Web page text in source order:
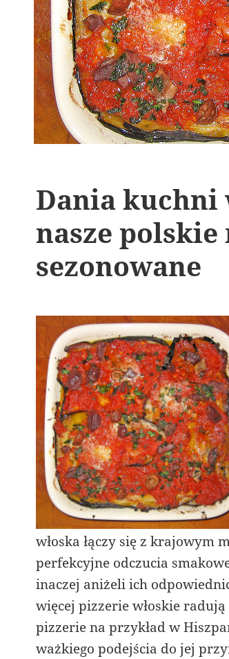
Dania kuchni
nasze polskie
sezonowane
włoska łączy się z krajowym
perfekcyjne odczucia
inaczej aniżeli ich
więcej pizzerie włoskie
pizzerie na przykład w
ważkiego podejścia do jej